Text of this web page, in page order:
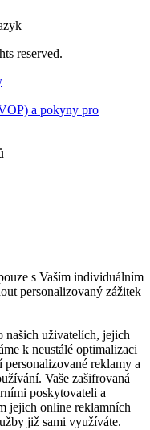
reserved.
a pokyny pro
s Vaším individuálním
personalizovaný zážitek
našich uživatelích, jejich
k neustálé optimalizaci
reklamy a
Vaše zašifrovaná
poskytovateli a
jejich online reklamních
již sami využíváte.